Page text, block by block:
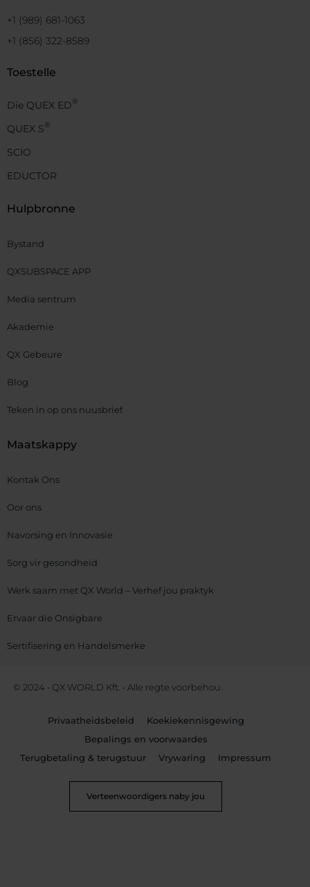
+1 (989) 681-1063
+1 (856) 322-8589
Toestelle
Die QUEX ED®
QUEX S®
SCIO
EDUCTOR
Hulpbronne
Bystand
QXSUBSPACE APP
Media sentrum
Akademie
QX Gebeure
Blog
Teken in op ons nuusbrief
Maatskappy
Kontak Ons
Oor ons
Navorsing en Innovasie
Sorg vir gesondheid
Werk saam met QX World – Verhef jou praktyk
Ervaar die Onsigbare
Sertifisering en Handelsmerke
© 2024 • QX WORLD Kft. • Alle regte voorbehou.
Privaatheidsbeleid
Koekiekennisgewing
Bepalings en voorwaardes
Terugbetaling & terugstuur
Vrywaring Impressum
Verteenwoordigers naby jou